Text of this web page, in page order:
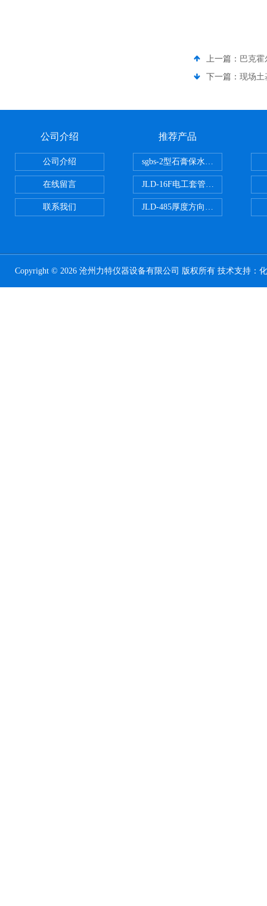
上一篇： 巴克
下一篇： 现场土
公司介绍
公司介绍
在线留言
联系我们
推荐产品
sgbs-2型石膏保水率测定仪粉刷
JLD-16F电工套管恒温水浴管材
JLD-485厚度方向性钢板拉伸试验
Copyright © 2026 沧州力特仪器设备有限公司 版权所有 技术支持：